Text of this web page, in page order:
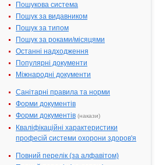
Пошукова система
Пошук за видавником
Пошук за типом
Пошук за роками/місяцями
Останні надходження
Популярні документи
Міжнародні документи
Санітарні правила та норми
Форми документів
Форми документів (накази)
Кваліфікаційні характеристики
професій системи охорони здоров'я
Повний перелік (за алфавітом)